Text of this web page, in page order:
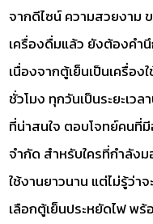
จากดีไซน์ ความสวยงาม
เครื่องดื่มแล้ว ยังต้องคำ
เนื่องจากตู้เย็นเป็นเครื่อ
ชั่วโมง ทุกวันเป็นระยะเวล
ที่น่าสนใจ ตอบโจทย์คน
จำกัด สำหรับใครที่กำลัง
ใช้งานยาวนาน แต่ไม่รู้ว่า
เลือกตู้เย็นประหยัดไฟ พร้